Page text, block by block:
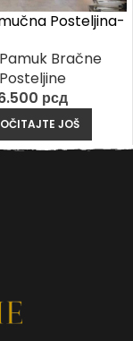
Posteljina-
Pamuk Bračne
Posteljine
рсд
JOŠ